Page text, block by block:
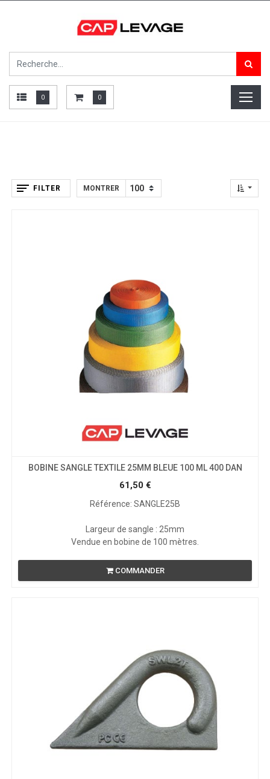
0 0
FILTER MONTRER
BOBINE SANGLE TEXTILE 25MM BLEUE 100 ML 400 DAN
61,50€
Référence: SANGLE25B
Largeur de sangle : 25mm
Vendue en bobine de 100 mètres.
COMMANDER